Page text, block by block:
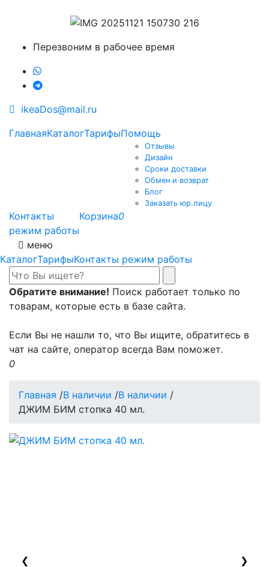
Перезвоним в рабочее время
ikeaDos@mail.ru
ГлавнаяКаталогТарифыПомощь
Отзывы
Дизайн
Сроки доставки
Обмен и возврат
Блог
Заказать юр.лицу
Контакты
режим работы
Корзина0
меню
КаталогТарифыКонтакты режим работы
Обратите внимание! Поиск работает только по
товарам, которые есть в базе сайта.
Если Вы не нашли то, что Вы ищите, обратитесь в
чат на сайте, оператор всегда Вам поможет.
0
Главная /В наличии /В наличии /
ДЖИМ БИМ стопка 40 мл.
❮ ❯